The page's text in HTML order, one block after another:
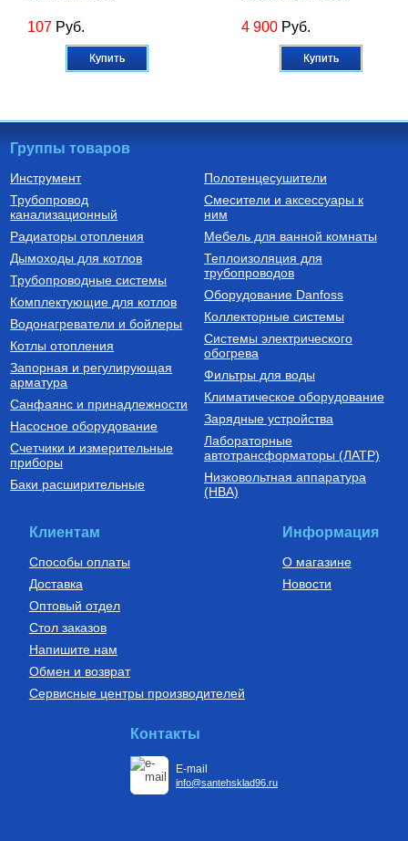
107 Руб.
Купить
4 900 Руб.
Купить
Насосы циркуляционные
Циркуль 25/40 (1х220В;
0,07кВт)
2 650Руб.
Купить
Котлы газовые настенные
Котел газовый двухконтурный
DELUXE C COAXIAL 24K
47 740Руб.
Трубы из сшитого полиэтилена
полиэтилена с барьерным
VA1622.3.C.200
14 600Руб.
Купить
Группы товаров
Инструмент
Трубопровод
канализационный
Радиаторы отопления
Дымоходы для котлов
Трубопроводные системы
Комплектующие для котлов
Водонагреватели и бойлеры
Котлы отопления
Запорная и регулирующая
арматура
Санфаянс и принадлежности
Насосное оборудование
Счетчики и измерительные
приборы
Баки расширительные
Полотенцесушители
Смесители и аксессуары к
ним
Мебель для ванной комнаты
Теплоизоляция для
трубопроводов
Оборудование Danfoss
Коллекторные системы
Системы электрического
обогрева
Фильтры для воды
Климатическое оборудование
Зарядные устройства
Лабораторные
автотрансформаторы (ЛАТР)
Низковольтная аппаратура
(НВА)
Клиентам
Способы оплаты
Доставка
Оптовый отдел
Стол заказов
Напишите нам
Обмен и возврат
Сервисные центры производителей
Информация
О магазине
Новости
Контакты
E-mail
info@santehsklad96.ru